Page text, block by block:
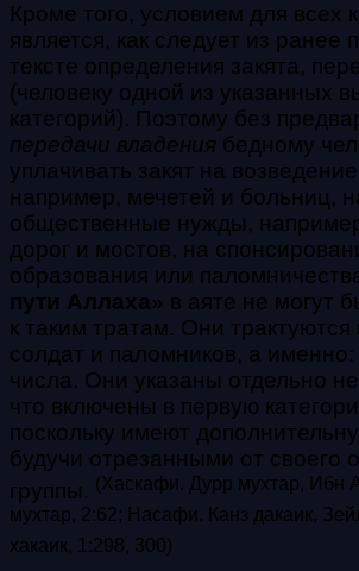
Кроме того, условием для всех
является, как следует из ранее
тексте определения закята,
(человеку одной из указанных
категорий). Поэтому без
передачи владения бедному
уплачивать закят на
например, мечетей и больниц,
общественные нужды,
дорог и мостов, на
образования или
пути Аллаха» в аяте не могут
к таким тратам. Они трактуются
солдат и паломников, а
числа. Они указаны отдельно
что включены в первую
поскольку имеют
будучи отрезанными от своего
группы. (Хаскафи. Дурр мухтар, Ибн
мухтар, 2:62; Насафи. Канз дакаик,
хакаик, 1:298, 300)